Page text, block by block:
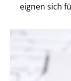
eignen sich